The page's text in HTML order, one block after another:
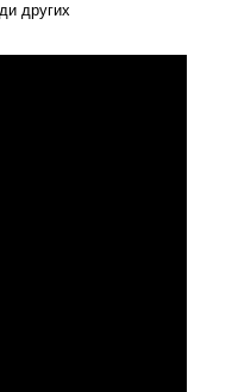
других